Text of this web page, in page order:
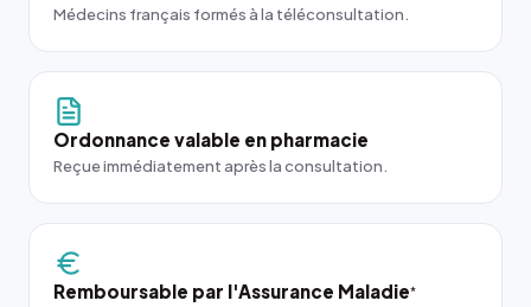
Médecins français formés à la téléconsultation.
Ordonnance valable en pharmacie
Reçue immédiatement après la consultation.
Remboursable par l'Assurance Maladie*